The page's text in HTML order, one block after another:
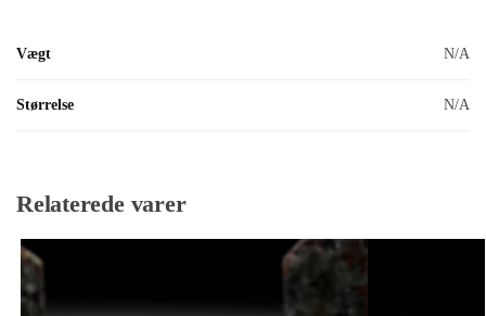
Vægt N/A
Størrelse N/A
Relaterede varer